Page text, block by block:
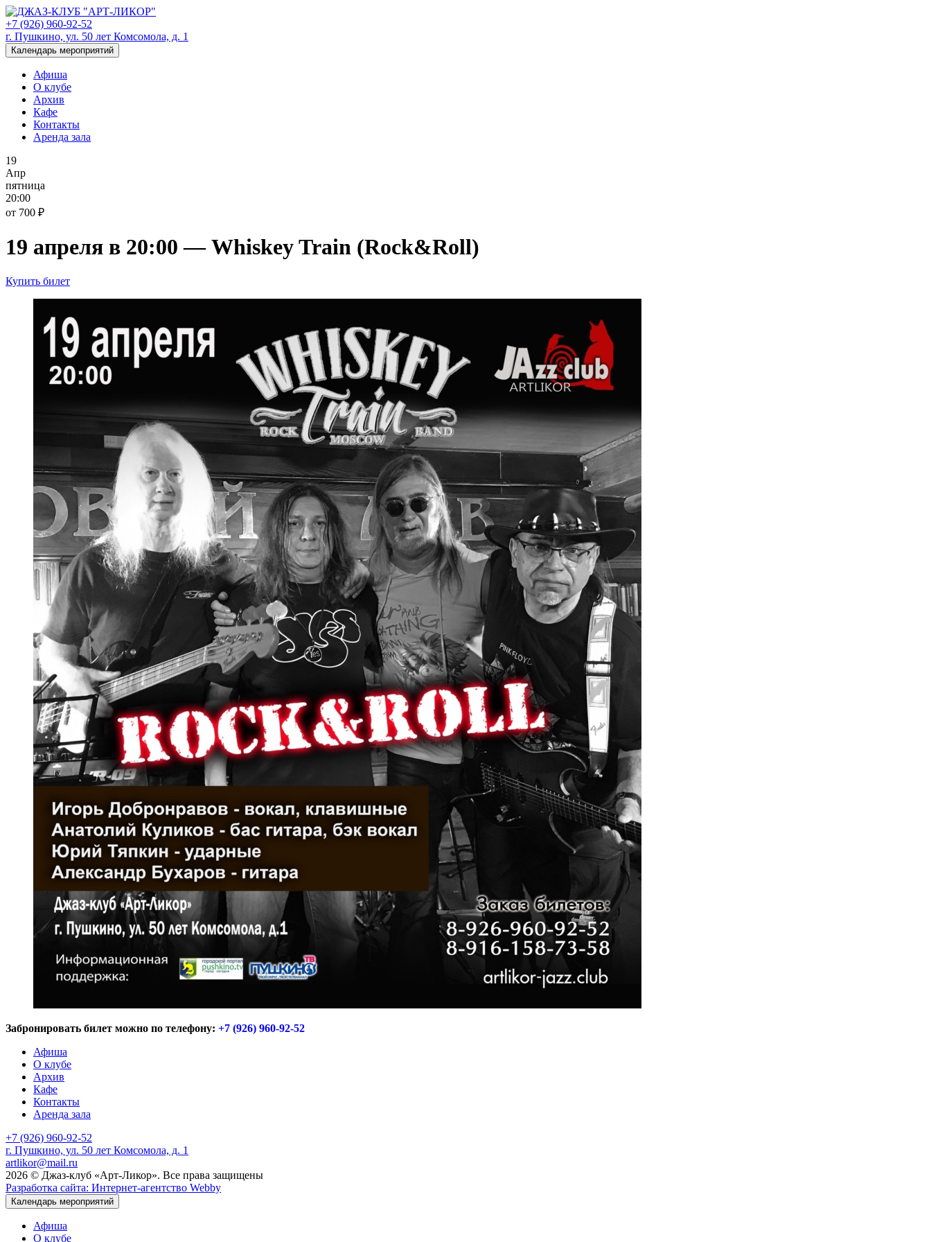
+7 (926) 960-92-52
г. Пушкино, ул. 50 лет Комсомола, д. 1
Календарь мероприятий
Афиша
О клубе
Архив
Кафе
Контакты
Аренда зала
19
Апр
пятница
20:00
от 700 ₽
19 апреля в 20:00 — Whiskey Train (Rock&Roll)
Купить билет
Забронировать билет можно по телефону: +7 (926) 960-92-52
Афиша
О клубе
Архив
Кафе
Контакты
Аренда зала
+7 (926) 960-92-52
г. Пушкино, ул. 50 лет Комсомола, д. 1
artlikor@mail.ru
2026 © Джаз-клуб «Арт-Ликор». Все права защищены
Разработка сайта: Интернет-агентство Webby
Календарь мероприятий
Афиша
О клубе